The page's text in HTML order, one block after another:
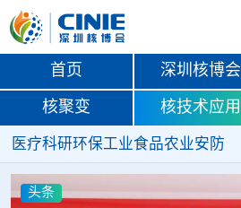
首页 深圳核博会
核聚变 核技术应用
医疗科研环保工业食品农业安防
头条